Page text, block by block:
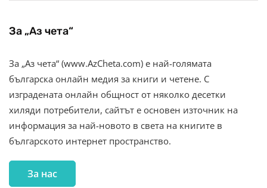
За „Аз чета“
За „Аз чета“ (www.AzCheta.com) е най-голямата
българска онлайн медия за книги и четене. С
изградената онлайн общност от няколко десетки
хиляди потребители, сайтът е основен източник на
информация за най-новото в света на книгите в
българското интернет пространство.
За нас